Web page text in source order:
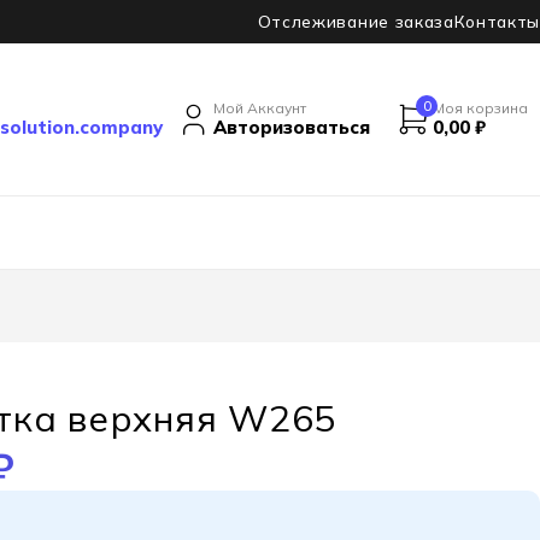
Отслеживание заказаКонтакты
Мой Аккаунт
Авторизоваться
0 Моя корзина
0,00 ₽
верхняя W265